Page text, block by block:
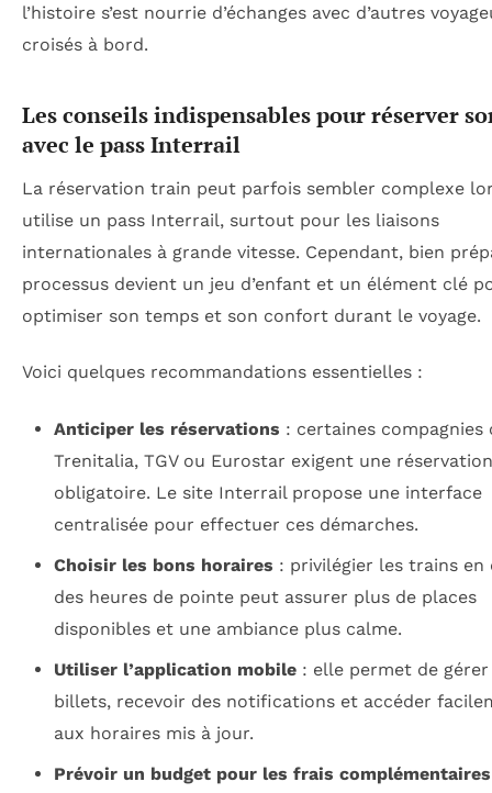
l’histoire s’est nourrie d’échanges avec d’autres
croisés à bord.
Les conseils indispensables pour réserver
avec le pass Interrail
La réservation train peut parfois sembler complexe
utilise un pass Interrail, surtout pour les liaisons
internationales à grande vitesse. Cependant, bien
processus devient un jeu d’enfant et un élément clé
optimiser son temps et son confort durant le voyage.
Voici quelques recommandations essentielles :
Anticiper les réservations : certaines compagnies
Trenitalia, TGV ou Eurostar exigent une réservation
obligatoire. Le site Interrail propose une interface
centralisée pour effectuer ces démarches.
Choisir les bons horaires : privilégier les trains en
des heures de pointe peut assurer plus de places
disponibles et une ambiance plus calme.
Utiliser l’application mobile: elle permet de gérer
billets, recevoir des notifications et accéder
aux horaires mis à jour.
Prévoir un budget pour les frais complémentaires